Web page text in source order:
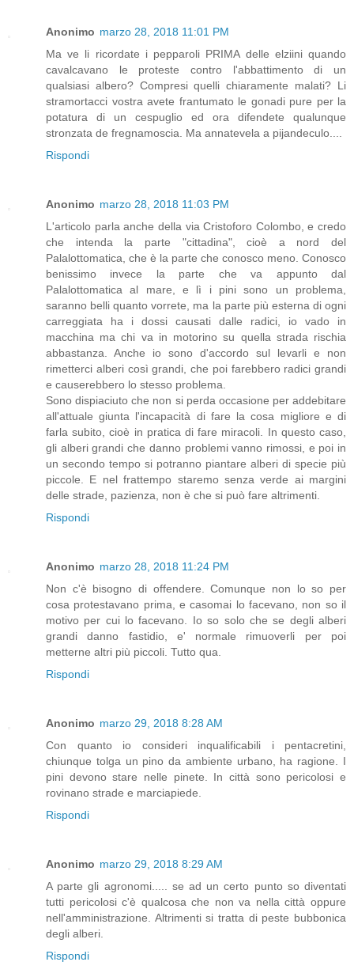
Anonimo marzo 28, 2018 11:01 PM
Ma ve li ricordate i pepparoli PRIMA delle elziini quando
cavalcavano le proteste contro l'abbattimento di un
qualsiasi albero? Compresi quelli chiaramente malati? Li
stramortacci vostra avete frantumato le gonadi pure per la
potatura di un cespuglio ed ora difendete qualunque
stronzata de fregnamoscia. Ma annatevela a pijandeculo....
Rispondi
Anonimo marzo 28, 2018 11:03 PM
L'articolo parla anche della via Cristoforo Colombo, e credo
che intenda la parte "cittadina", cioè a nord del
Palalottomatica, che è la parte che conosco meno. Conosco
benissimo invece la parte che va appunto dal
Palalottomatica al mare, e lì i pini sono un problema,
saranno belli quanto vorrete, ma la parte più esterna di ogni
carreggiata ha i dossi causati dalle radici, io vado in
macchina ma chi va in motorino su quella strada rischia
abbastanza. Anche io sono d'accordo sul levarli e non
rimetterci alberi così grandi, che poi farebbero radici grandi
e causerebbero lo stesso problema.
Sono dispiaciuto che non si perda occasione per addebitare
all'attuale giunta l'incapacità di fare la cosa migliore e di
farla subito, cioè in pratica di fare miracoli. In questo caso,
gli alberi grandi che danno problemi vanno rimossi, e poi in
un secondo tempo si potranno piantare alberi di specie più
piccole. E nel frattempo staremo senza verde ai margini
delle strade, pazienza, non è che si può fare altrimenti.
Rispondi
Anonimo marzo 28, 2018 11:24 PM
Non c'è bisogno di offendere. Comunque non lo so per
cosa protestavano prima, e casomai lo facevano, non so il
motivo per cui lo facevano. Io so solo che se degli alberi
grandi danno fastidio, e' normale rimuoverli per poi
metterne altri più piccoli. Tutto qua.
Rispondi
Anonimo marzo 29, 2018 8:28 AM
Con quanto io consideri inqualificabili i pentacretini,
chiunque tolga un pino da ambiente urbano, ha ragione. I
pini devono stare nelle pinete. In città sono pericolosi e
rovinano strade e marciapiede.
Rispondi
Anonimo marzo 29, 2018 8:29 AM
A parte gli agronomi..... se ad un certo punto so diventati
tutti pericolosi c'è qualcosa che non va nella città oppure
nell'amministrazione. Altrimenti si tratta di peste bubbonica
degli alberi.
Rispondi